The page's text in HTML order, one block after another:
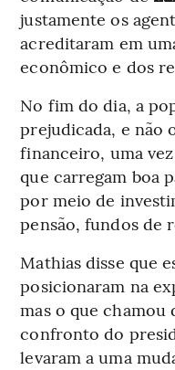
justamente os
acreditaram em
econômico e dos
No fim do dia, a
prejudicada, e não
financeiro, uma vez
que carregam boa
por meio de
pensão, fundos de
Mathias disse que
posicionaram na
mas o que
confronto do
levaram a uma